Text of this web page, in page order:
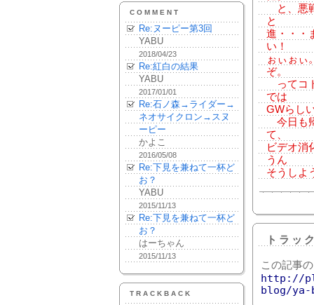
COMMENT
Re:ヌーピー第3回
YABU
2018/04/23
Re:紅白の結果
YABU
2017/01/01
Re:石ノ森→ライダー→
ネオサイクロン→スヌ
ーピー
かよこ
2016/05/08
Re:下見を兼ねて一杯ど
お？
YABU
2015/11/13
Re:下見を兼ねて一杯ど
お？
はーちゃん
2015/11/13
TRACKBACK
と、悪
と
進・・・
い！
ぉぃぉぃ
ぞ。
ってコ
では
GWらし
今日も
て、
ビデオ消
うん
そうしよ
トラッ
この記事
http://
blog/ya-